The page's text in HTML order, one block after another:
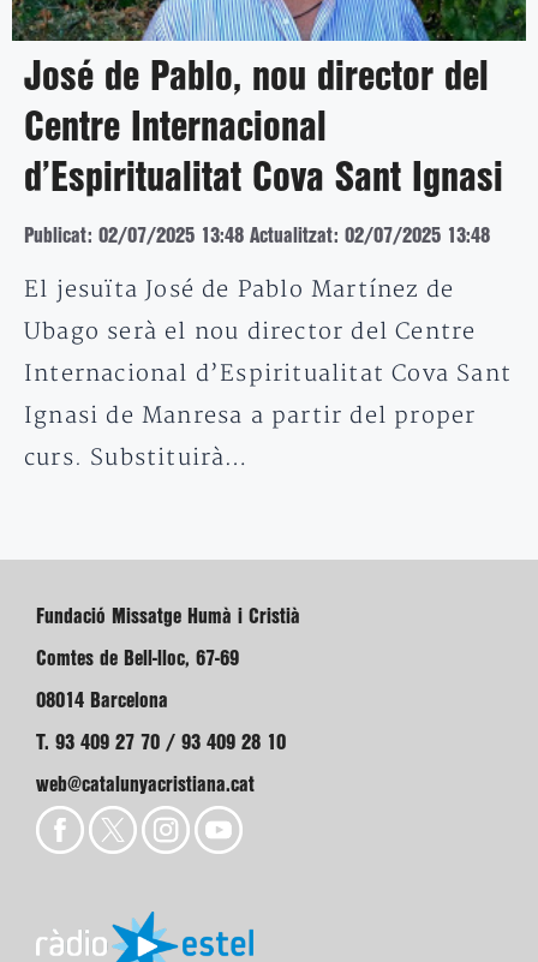
José de Pablo, nou director del
Centre Internacional
d’Espiritualitat Cova Sant Ignasi
Publicat: 02/07/2025 13:48 Actualitzat: 02/07/2025 13:48
El jesuïta José de Pablo Martínez de
Ubago serà el nou director del Centre
Internacional d’Espiritualitat Cova Sant
Ignasi de Manresa a partir del proper
curs. Substituirà…
Fundació Missatge Humà i Cristià
Comtes de Bell-lloc, 67-69
08014 Barcelona
T. 93 409 27 70 / 93 409 28 10
web@catalunyacristiana.cat